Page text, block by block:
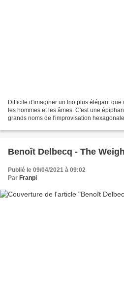
Difficile d'imaginer un trio plus élégant
les hommes et les âmes. C'est une
grands noms de l'improvisation
Benoît Delbecq - The
Publié le 09/04/2021 à 09:02
Par Franpi